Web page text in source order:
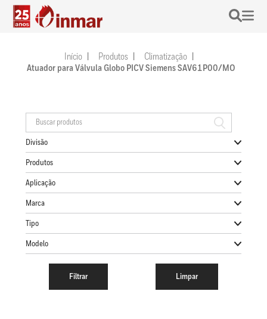
Início Produtos
Climatização
Atuador para Válvula Globo PICV Siemens SAV61P00/MO
Divisão
Produtos
Aplicação
Marca
Tipo
Modelo